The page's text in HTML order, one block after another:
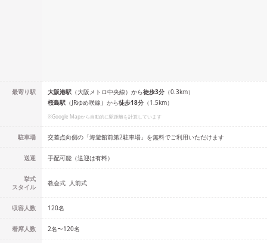
最寄り駅 大阪港駅 （大阪メトロ中央線） から徒歩3分 （0.3km）
桜島駅 （JRゆめ咲線） から徒歩18分 （1.5km）
※Google Mapから自動的に駅距離を計算しています
駐車場 交差点向側の「海遊館前第2駐車場」を無料でご利用いただけます
送迎 手配可能（送迎は有料）
挙式
スタイル
教会式 人前式
収容人数 120名
着席人数 2名〜120名